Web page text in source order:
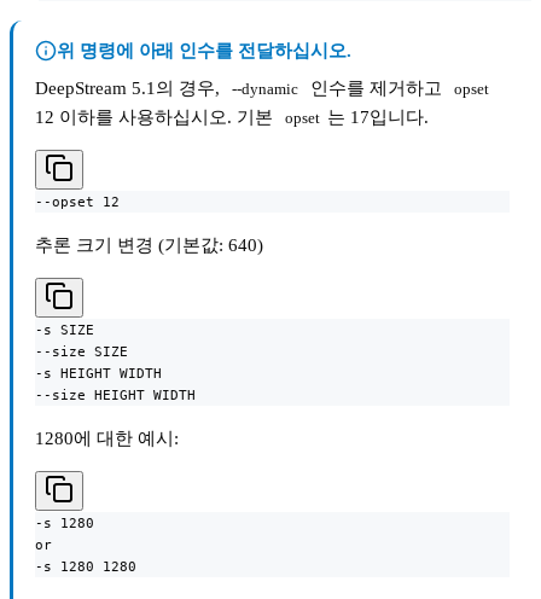
위 명령에 아래 인수를 전달하십시오.
DeepStream 5.1의 경우,
--dynamic 인수를 제거하고 opset
12 이하를 사용하십시오. 기본 opset 는 17입니다.
--opset 12
추론 크기 변경 (기본값: 640)
-s SIZE
--size SIZE
-s HEIGHT WIDTH
--size HEIGHT WIDTH
1280에 대한 예시:
-s 1280
or
-s 1280 1280